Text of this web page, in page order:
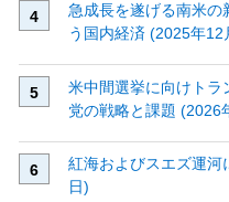
急成長を遂げる南米の
う国内経済 (2025年12
米中間選挙に向けトラ
党の戦略と課題 (2026
紅海およびスエズ運
日)